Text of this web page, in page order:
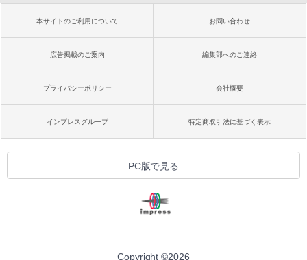
本サイトのご利用について お問い合わせ
広告掲載のご案内 編集部へのご連絡
プライバシーポリシー 会社概要
インプレスグループ 特定商取引法に基づく表示
PC版で見る
Copyright ©2026